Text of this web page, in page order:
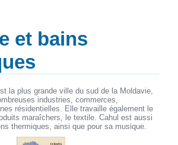
et bains
la plus grande ville du sud de la Moldavie,
industries, commerces,
résidentielles. Elle travaille également le
maraîchers, le textile. Cahul est aussi
thermiques, ainsi que pour sa musique.